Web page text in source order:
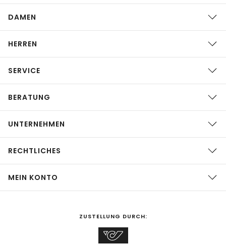
DAMEN
HERREN
SERVICE
BERATUNG
UNTERNEHMEN
RECHTLICHES
MEIN KONTO
ZUSTELLUNG DURCH: